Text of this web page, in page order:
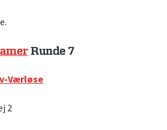
Runde 7
Værløse
2